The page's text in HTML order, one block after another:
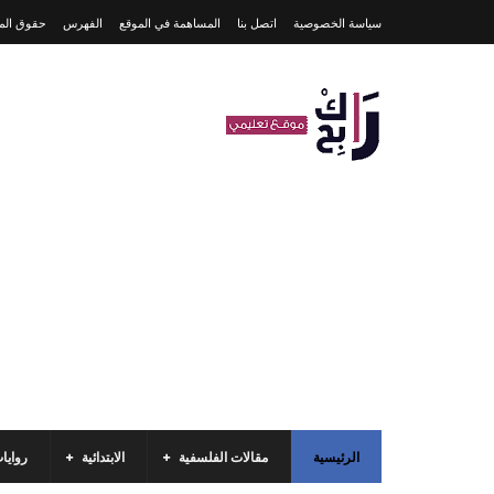
سياسة الخصوصية اتصل بنا المساهمة في الموقع الفهرس حقوق
الرئيسية مقالات الفلسفية الابتدائية